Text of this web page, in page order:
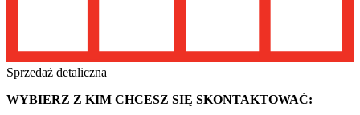
Sprzedaż detaliczna
WYBIERZ Z KIM CHCESZ SIĘ SKONTAKTOWAĆ: